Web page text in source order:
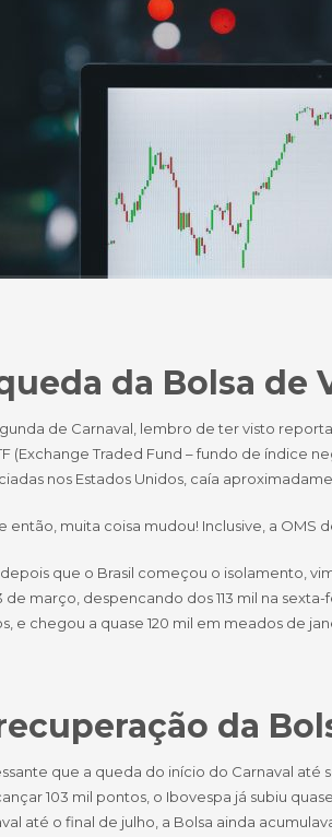
da Bolsa de
de Carnaval, lembro de ter visto
(Exchange Traded Fund – fundo de índice
nos Estados Unidos, caía
então, muita coisa mudou! Inclusive, a OMS
que o Brasil começou o isolamento,
de março, despencando dos 113 mil na sexta-
e chegou a quase 120 mil em meados de
da
que a queda do início do Carnaval até
103 mil pontos, o Ibovespa já subiu
até o final de julho, a Bolsa ainda